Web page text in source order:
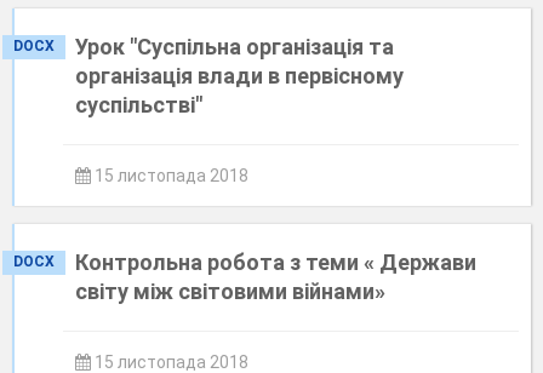
DOCX
Урок "Суспільна організація та
організація влади в первісному
суспільстві"
15 листопада 2018
DOCX
Контрольна робота з теми « Держави
світу між світовими війнами»
15 листопада 2018